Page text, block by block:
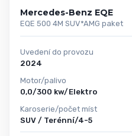
Mercedes-Benz EQE
EQE 500 4M SUV*AMG paket
Uvedení do provozu
2024
Motor/palivo
0,0/300 kw/Elektro
Karoserie/počet míst
SUV / Terénní/4-5